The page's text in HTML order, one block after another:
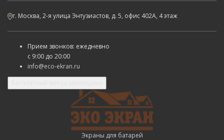
г. Москва, 2-я улица Энтузиастов, д. 5, офис 402А, 4 этаж
Прием звонков: ежедневно
с 9:00 до 20:00
info@eco-ekran.ru
Экраны для батарей